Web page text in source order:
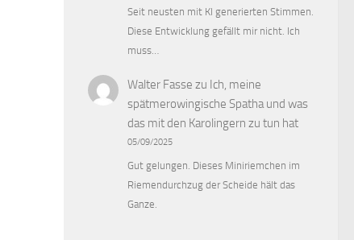
Seit neusten mit KI generierten Stimmen.
Diese Entwicklung gefällt mir nicht. Ich
muss…
Walter Fasse zu Ich, meine
spätmerowingische Spatha und was
das mit den Karolingern zu tun hat
05/09/2025
Gut gelungen. Dieses Miniriemchen im
Riemendurchzug der Scheide hält das
Ganze.